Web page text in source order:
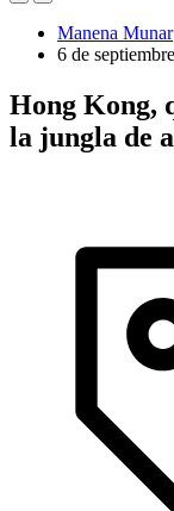
Manena Munar
6 de
Hong Kong,
la jungla de